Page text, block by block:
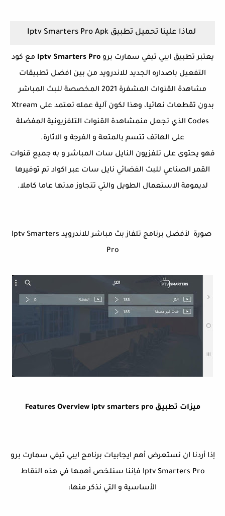
لماذا علينا تحميل تطبيق Iptv Smarters Pro Apk
يعتبر تطبيق ايبي تيفي سمارت برو Iptv Smarters Pro
مع كود
التفعيل باصداره الجديد للاندرويد من بين افضل تطبيقات
مشاهدة القنوات المشفرة 2021 المخصصة للبث المباشر
بدون تقطعات نهائيا، وهذا لكون آلية عمله تعتمد على Xtream
Codes الذي تجعل منمشاهدة القنوات التلفزيونية المفضلة
على الهاتف تتسم بالمتعة و الفرجة و الاثارة.
فهو يحتوى على تلفزيون النايل سات المباشر و به جميع قنوات
القمر الصناعي للبث الفضائي نايل سات عبر اكواد تم توفيرها
لديمومة الاستعمال الطويل والتي تتجاوز مدتها عاما كاملا.
صورة لأفضل برنامج تلفاز بث مباشر للاندرويد Iptv Smarters
Pro
ميزات تطبيق Features Overview iptv smarters pro
إذا أردنا ان نستعرض أهم ايجابيات برنامج ايبي تيفي سمارت برو
Iptv Smarters Pro فإننا سنلخص أهمها في هذه النقاط
الأساسية و التي نذكر منها: